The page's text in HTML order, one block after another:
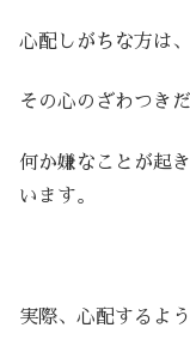
心配しがちな方は、
その心のざわつき
何か嫌なことが起
います。
実際、心配するよ